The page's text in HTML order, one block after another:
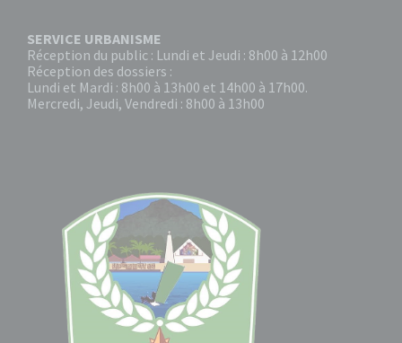
SERVICE URBANISME
Réception du public : Lundi et Jeudi : 8h00 à 12h00
Réception des dossiers :
Lundi et Mardi : 8h00 à 13h00 et 14h00 à 17h00.
Mercredi, Jeudi, Vendredi : 8h00 à 13h00